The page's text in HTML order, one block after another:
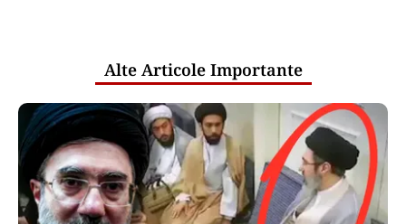
Alte Articole Importante